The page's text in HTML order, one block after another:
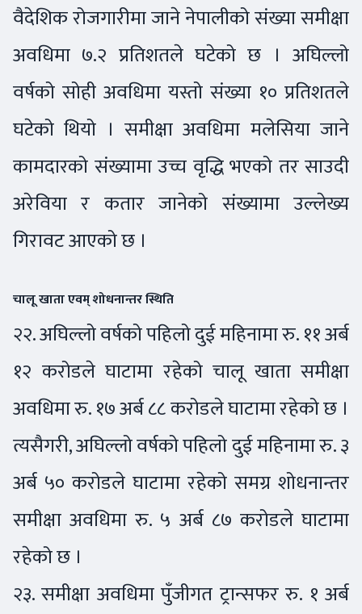
वैदेशिक रोजगारीमा जाने नेपालीको संख्या समीक्षा
अवधिमा ७.२ प्रतिशतले घटेको छ । अघिल्लो
वर्षको सोही अवधिमा यस्तो संख्या १० प्रतिशतले
घटेको थियो । समीक्षा अवधिमा मलेसिया जाने
कामदारको संख्यामा उच्च वृद्धि भएको तर साउदी
अरेविया र कतार जानेको संख्यामा उल्लेख्य
गिरावट आएको छ ।
चालू खाता एवम् शोधनान्तर स्थिति
२२. अघिल्लो वर्षको पहिलो दुई महिनामा रु. ११ अर्ब
१२ करोडले घाटामा रहेको चालू खाता समीक्षा
अवधिमा रु. १७ अर्ब ८८ करोडले घाटामा रहेको छ ।
त्यसैगरी, अघिल्लो वर्षको पहिलो दुई महिनामा रु. ३
अर्ब ५० करोडले घाटामा रहेको समग्र शोधनान्तर
समीक्षा अवधिमा रु. ५ अर्ब ८७ करोडले घाटामा
रहेको छ ।
२३. समीक्षा अवधिमा पुँजीगत ट्रान्सफर रु. १ अर्ब